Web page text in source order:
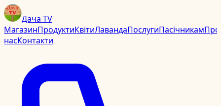
Дача TV
МагазинПродуктиКвітиЛавандаПослугиПасічникамПро
насКонтакти